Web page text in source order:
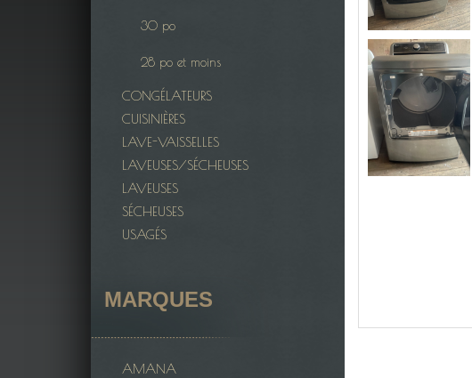
30 po
28 po et moins
CONGÉLATEURS
CUISINIÈRES
LAVE-VAISSELLES
LAVEUSES/SÉCHEUSES
LAVEUSES
SÉCHEUSES
USAGÉS
MARQUES
AMANA